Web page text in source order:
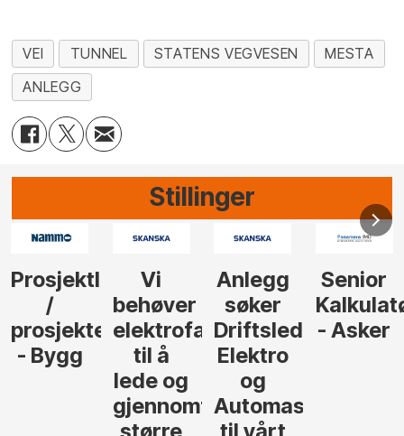
VEI TUNNEL STATENS VEGVESEN
MESTA
ANLEGG
Stillinger
Anlegg
søker
Driftsleder
Elektro
Automasjon
Senior
Kalkulatør
- Asker
Senior
Tilbudsleder
Anlegg
- Oslo